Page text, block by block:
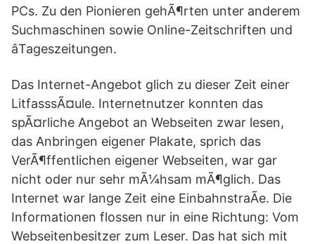
PCs. Zu den Pionieren gehÃ¶rten unter anderem
Suchmaschinen sowie Online-Zeitschriften und
âTageszeitungen.
Das Internet-Angebot glich zu dieser Zeit einer
LitfasssÃ¤ule. Internetnutzer konnten das
spÃ¤rliche Angebot an Webseiten zwar lesen,
das Anbringen eigener Plakate, sprich das
VerÃ¶ffentlichen eigener Webseiten, war gar
nicht oder nur sehr mÃ¼hsam mÃ¶glich. Das
Internet war lange Zeit eine EinbahnstraÃe. Die
Informationen flossen nur in eine Richtung: Vom
Webseitenbesitzer zum Leser. Das hat sich mit